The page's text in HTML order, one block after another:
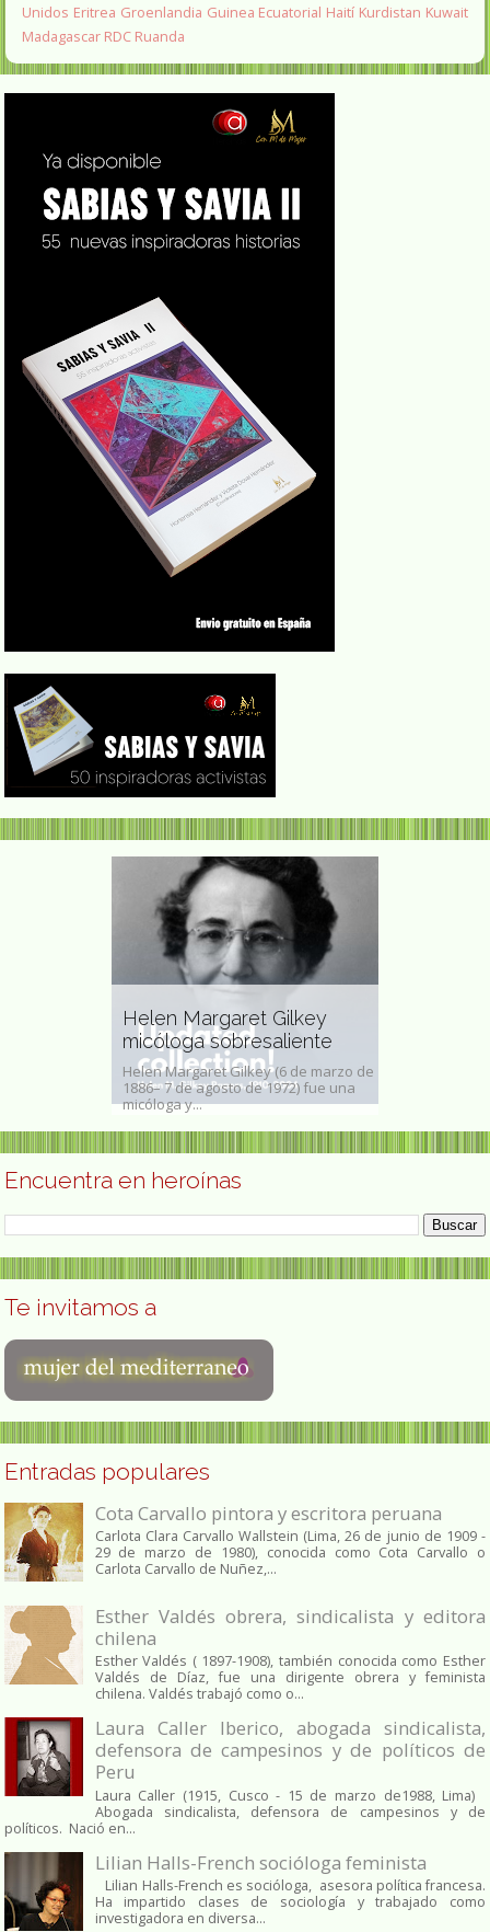
Unidos Eritrea Groenlandia Guinea Ecuatorial Haití Kurdistan Kuwait
Madagascar RDC Ruanda
Helen Margaret Gilkey
micóloga sobresaliente
Helen Margaret Gilkey (6 de marzo de
1886– 7 de agosto de 1972) fue una
micóloga y...
Encuentra en heroínas
Te invitamos a
Entradas populares
Cota Carvallo pintora y escritora peruana
Carlota Clara Carvallo Wallstein (Lima, 26 de junio de 1909 -
29 de marzo de 1980), conocida como Cota Carvallo o
Carlota Carvallo de Nuñez,...
Esther Valdés obrera, sindicalista y editora
chilena
Esther Valdés ( 1897-1908), también conocida como Esther
Valdés de Díaz, fue una dirigente obrera y feminista
chilena. Valdés trabajó como o...
Laura Caller Iberico, abogada sindicalista,
defensora de campesinos y de políticos de
Peru
Laura Caller (1915, Cusco - 15 de marzo de1988, Lima)
Abogada sindicalista, defensora de campesinos y de
políticos. Nació en...
Lilian Halls-French socióloga feminista
Lilian Halls-French es socióloga, asesora política francesa.
Ha impartido clases de sociología y trabajado como
investigadora en diversa...